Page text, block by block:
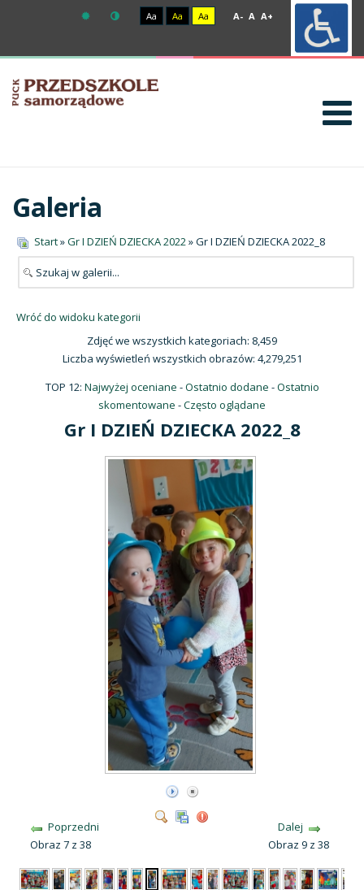
Aa Aa Aa A- A A+
Galeria
Start»Gr I DZIEŃ DZIECKA 2022» Gr I DZIEŃ DZIECKA 2022_8
Wróć do widoku kategorii
Zdjęć we wszystkich kategoriach: 8,459
Liczba wyświetleń wszystkich obrazów: 4,279,251
TOP 12: Najwyżej oceniane -Ostatnio dodane -Ostatnio
skomentowane -Często oglądane
Gr I DZIEŃ DZIECKA 2022_8
Poprzedni
Obraz 7 z 38
Dalej
Obraz 9 z 38